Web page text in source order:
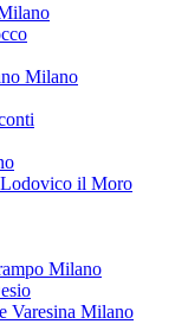
Milano
Lodovico il Moro
Milano
Varesina Milano